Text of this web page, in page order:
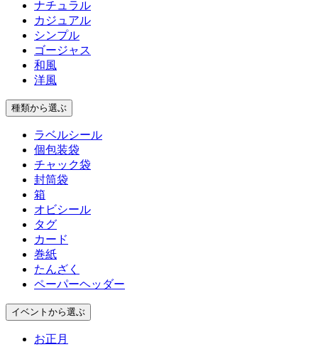
ナチュラル
カジュアル
シンプル
ゴージャス
和風
洋風
種類から選ぶ
ラベルシール
個包装袋
チャック袋
封筒袋
箱
オビシール
タグ
カード
巻紙
たんざく
ペーパーヘッダー
イベント から選ぶ
お正月